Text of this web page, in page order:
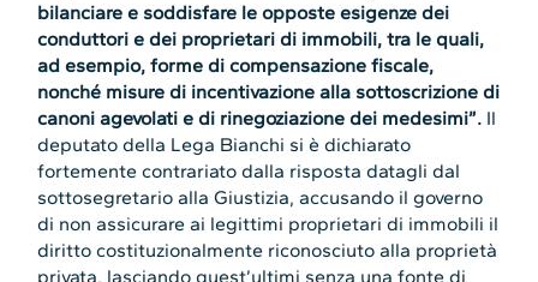
bilanciare e soddisfare le opposte esigenze dei
conduttori e dei proprietari di immobili, tra le quali,
ad esempio, forme di compensazione fiscale,
nonché misure di incentivazione alla sottoscrizione di
canoni agevolati e di rinegoziazione dei medesimi”. Il
deputato della Lega Bianchi si è dichiarato
fortemente contrariato dalla risposta datagli dal
sottosegretario alla Giustizia, accusando il governo
di non assicurare ai legittimi proprietari di immobili il
diritto costituzionalmente riconosciuto alla proprietà
privata, lasciando quest’ultimi senza una fonte di